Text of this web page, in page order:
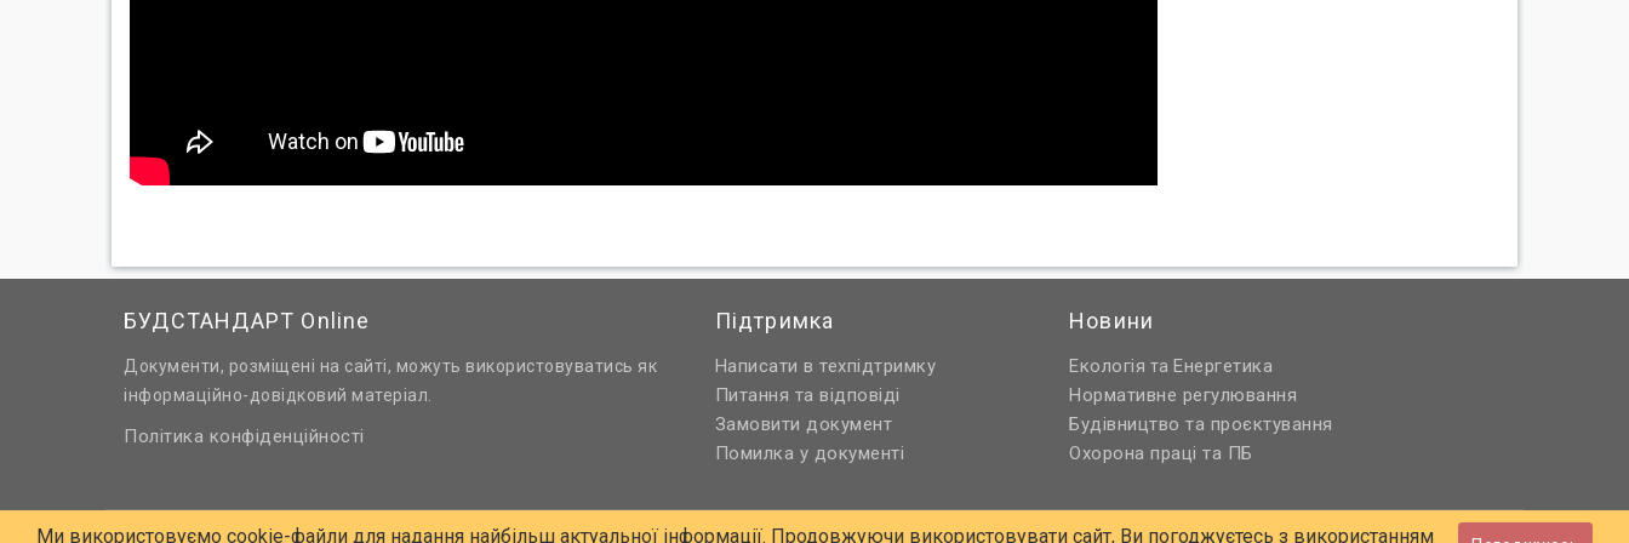
БУДСТАНДАРТ Online
Документи, розміщені на сайті, можуть використовуватись як
інформаційно-довідковий матеріал.
Політика конфіденційності
Підтримка
Написати в техпідтримку
Питання та відповіді
Замовити документ
Помилка у документі
Новини
Екологія та Енергетика
Нормативне регулювання
Будівництво та проєктування
Охорона праці та ПБ
© 2006 - 2026 Всі права захищені
Ми використовуємо cookie-файли для надання найбільш актуальної інформації. Продовжуючи використовувати сайт, Ви погоджуєтесь з використанням